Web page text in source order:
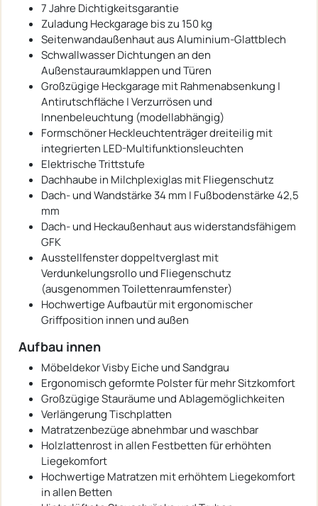
7 Jahre Dichtigkeitsgarantie
Zuladung Heckgarage bis zu 150 kg
Seitenwandaußenhaut aus Aluminium-Glattblech
Schwallwasser Dichtungen an den
Außenstauraumklappen und Türen
Großzügige Heckgarage mit Rahmenabsenkung |
Antirutschfläche | Verzurrösen und
Innenbeleuchtung (modellabhängig)
Formschöner Heckleuchtenträger dreiteilig mit
integrierten LED-Multifunktionsleuchten
Elektrische Trittstufe
Dachhaube in Milchplexiglas mit Fliegenschutz
Dach- und Wandstärke 34 mm | Fußbodenstärke 42,5
mm
Dach- und Heckaußenhaut aus widerstandsfähigem
GFK
Ausstellfenster doppeltverglast mit
Verdunkelungsrollo und Fliegenschutz
(ausgenommen Toilettenraumfenster)
Hochwertige Aufbautür mit ergonomischer
Griffposition innen und außen
Aufbau innen
Möbeldekor Visby Eiche und Sandgrau
Ergonomisch geformte Polster für mehr Sitzkomfort
Großzügige Stauräume und Ablagemöglichkeiten
Verlängerung Tischplatten
Matratzenbezüge abnehmbar und waschbar
Holzlattenrost in allen Festbetten für erhöhten
Liegekomfort
Hochwertige Matratzen mit erhöhtem Liegekomfort
in allen Betten